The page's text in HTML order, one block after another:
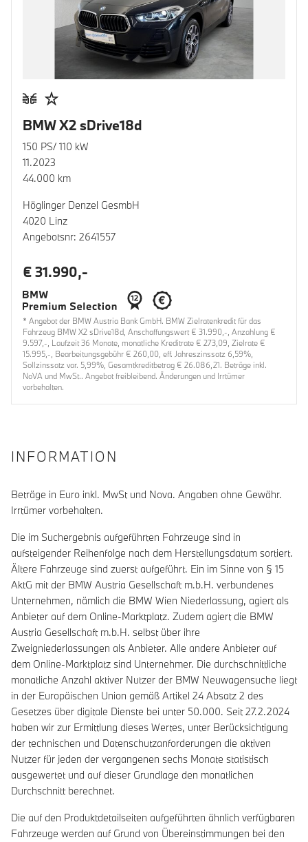
BMW X2 sDrive18d
150 PS/ 110 kW
11.2023
44.000 km
Höglinger Denzel GesmbH
4020 Linz
Angebotsnr: 2641557
€ 31.990,-
* Angebot der BMW Austria Bank GmbH. BMW Zielratenkredit für das
Fahrzeug BMW X2 sDrive18d, Anschaffungswert € 31.990,-, Anzahlung €
9.597,-, Laufzeit 36 Monate, monatliche Kreditrate € 273,09, Zielrate €
15.995,-, Bearbeitungsgebühr € 260,00, eff. Jahreszinssatz 6,59%,
Sollzinssatz var. 5,99%, Gesamtkreditbetrag € 26.086,21. Beträge inkl.
NoVA und MwSt.. Angebot freibleibend. Änderungen und Irrtümer
vorbehalten.
INFORMATION
Beträge in Euro inkl. MwSt und Nova. Angaben ohne Gewähr.
Irrtümer vorbehalten.
Die im Suchergebnis aufgeführten Fahrzeuge sind in
aufsteigender Reihenfolge nach dem Herstellungsdatum sortiert.
Ältere Fahrzeuge sind zuerst aufgeführt. Ein im Sinne von § 15
AktG mit der BMW Austria Gesellschaft m.b.H. verbundenes
Unternehmen, nämlich die BMW Wien Niederlassung, agiert als
Anbieter auf dem Online-Marktplatz. Zudem agiert die BMW
Austria Gesellschaft m.b.H. selbst über ihre
Zweigniederlassungen als Anbieter. Alle andere Anbieter auf
dem Online-Marktplatz sind Unternehmer. Die durchschnittliche
monatliche Anzahl aktiver Nutzer der BMW Neuwagensuche liegt
in der Europäischen Union gemäß Artikel 24 Absatz 2 des
Gesetzes über digitale Dienste bei unter 50.000. Seit 27.2.2024
haben wir zur Ermittlung dieses Wertes, unter Berücksichtigung
der technischen und Datenschutzanforderungen die aktiven
Nutzer für jeden der vergangenen sechs Monate statistisch
ausgewertet und auf dieser Grundlage den monatlichen
Durchschnitt berechnet.
Die auf den Produktdetailseiten aufgeführten ähnlich verfügbaren
Fahrzeuge werden auf Grund von Übereinstimmungen bei den